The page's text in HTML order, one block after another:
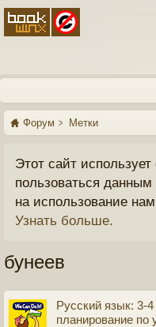
Форум Метки
Этот сайт
пользоваться
на использование
Узнать больше.
бунеев
Русский язык: 3-
планирование по